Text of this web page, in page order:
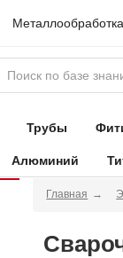
Металлообработка
Трубы
Алюминий
Главная